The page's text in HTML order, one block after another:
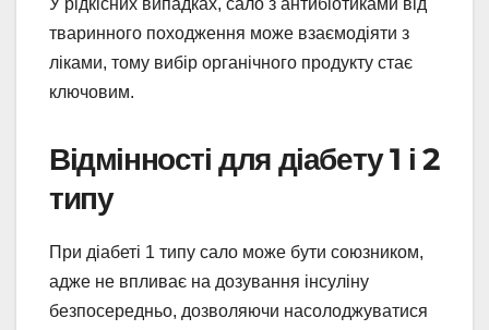
У рідкісних випадках, сало з антибіотиками від
тваринного походження може взаємодіяти з
ліками, тому вибір органічного продукту стає
ключовим.
Відмінності для діабету 1 і 2
типу
При діабеті 1 типу сало може бути союзником,
адже не впливає на дозування інсуліну
безпосередньо, дозволяючи насолоджуватися